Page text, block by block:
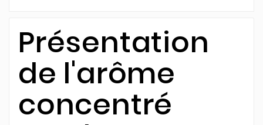
Présentation
de l'arôme
concentré